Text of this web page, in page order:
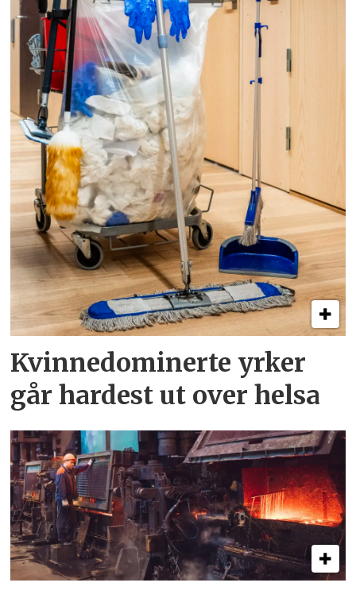
Kvinnedominerte yrker
går hardest ut over helsa